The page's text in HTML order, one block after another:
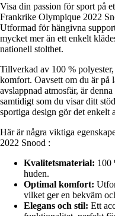
Visa din passion för sport på
Frankrike Olympique 2022
Utformad för hängivna
mycket mer än ett enkelt
nationell stolthet.
Tillverkad av 100 %
komfort. Oavsett om du är på
avslappnad atmosfär, är
samtidigt som du visar ditt
sportiga design gör det enkelt
Här är några viktiga
2022 Snood :
Kvalitetsmaterial: 100
huden.
Optimal komfort:
vilket ger en bekväm
Elegans och stil: Ett